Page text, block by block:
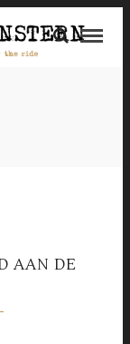
AAN DE